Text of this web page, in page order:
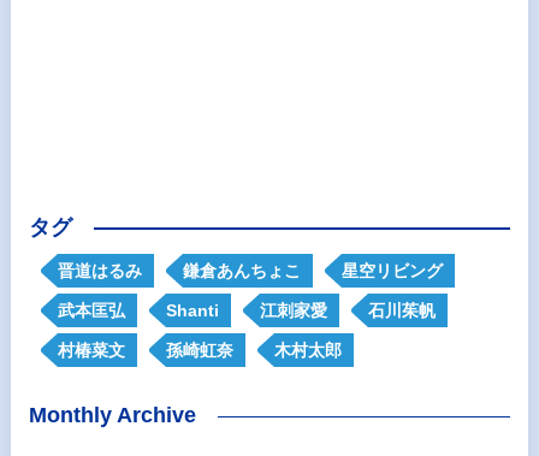
タグ
晋道はるみ 鎌倉あんちょこ 星空リビング
武本匡弘 Shanti 江刺家愛 石川茱帆
村椿菜文 孫崎虹奈 木村太郎
Monthly Archive